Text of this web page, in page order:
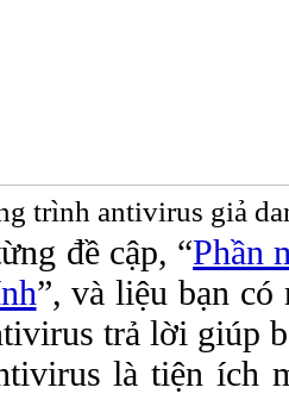
trình antivirus giả
đề cập, “Phần
”, và liệu bạn có
trả lời giúp
là tiện ích